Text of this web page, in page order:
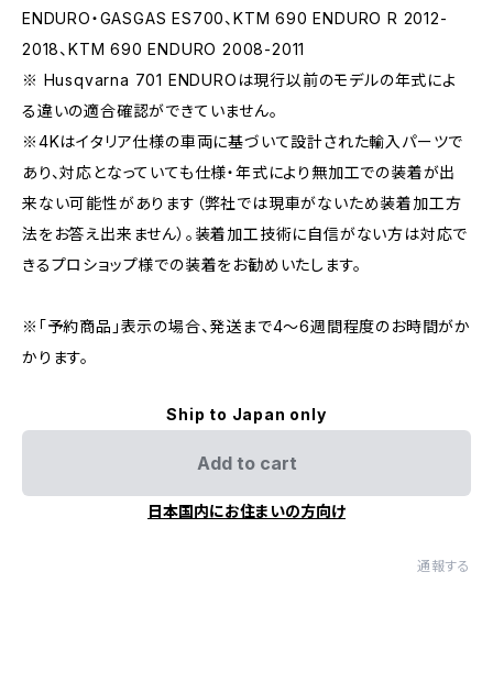
ENDURO・GASGAS ES700、KTM 690 ENDURO R 2012-
2018、KTM 690 ENDURO 2008-2011
※ Husqvarna 701 ENDUROは現行以前のモデルの年式によ
る違いの適合確認ができていません。
※4Kはイタリア仕様の車両に基づいて設計された輸入パーツで
あり、対応となっていても仕様・年式により無加工での装着が出
来ない可能性があります（弊社では現車がないため装着加工方
法をお答え出来ません）。装着加工技術に自信がない方は対応で
きるプロショップ様での装着をお勧めいたします。
※「予約商品」表示の場合、発送まで4～6週間程度のお時間がか
かります。
Ship to Japan only
Add to cart
日本国内にお住まいの方向け
通報する